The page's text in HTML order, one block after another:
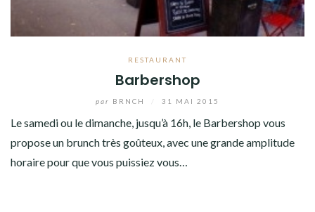
RESTAURANT
Barbershop
par BRNCH 31 MAI 2015
Le samedi ou le dimanche, jusqu’à 16h, le Barbershop vous
propose un brunch très goûteux, avec une grande amplitude
horaire pour que vous puissiez vous…